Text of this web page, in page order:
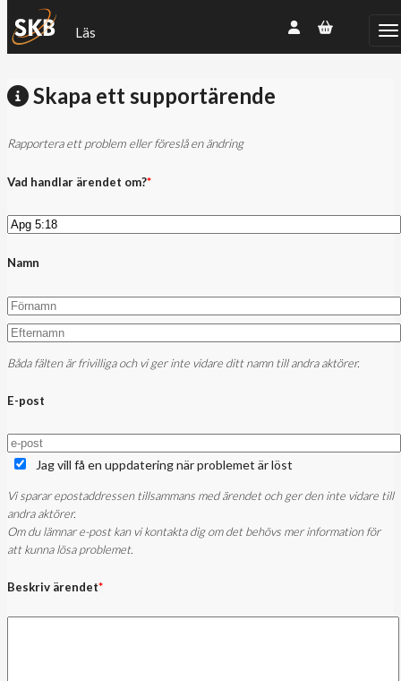
Läs
Skapa ett supportärende
Rapportera ett problem eller föreslå en ändring
Vad handlar ärendet om?*
Namn
Båda fälten är frivilliga och vi ger inte vidare ditt namn till andra aktörer.
E-post
Jag vill få en uppdatering när problemet är löst
Vi sparar epostaddressen tillsammans med ärendet och ger den inte vidare till
andra aktörer.
Om du lämnar e-post kan vi kontakta dig om det behövs mer information för
att kunna lösa problemet.
Beskriv ärendet*